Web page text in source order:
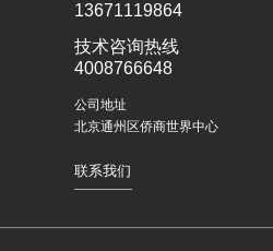
13671119864
技术咨询热线
4008766648
公司地址
北京通州区侨商世界中心
联系我们